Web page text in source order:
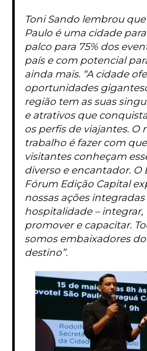
Toni Sando lembrou que
Paulo é uma cidade
palco para 75% dos
país e com potencial
ainda mais. “A cidade
oportunidades
região tem as suas
e atrativos que
os perfis de viajantes. O
trabalho é fazer com
visitantes conheçam
diverso e encantador. O
Fórum Edição Capital
nossas ações integradas
hospitalidade – integrar,
promover e capacitar.
somos embaixadores
destino”.